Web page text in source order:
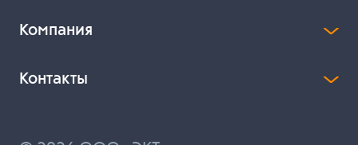
Компания
Контакты